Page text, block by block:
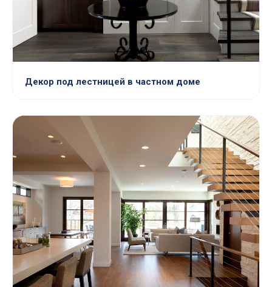
Декор под лестницей в частном доме